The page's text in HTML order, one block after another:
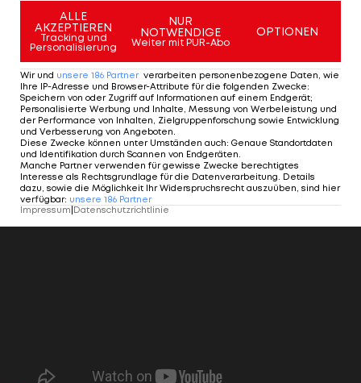
am Flügel einsetzbar. Für Griechenland
absolvierte er bereits sechs Länderspiele.
Red Bull Salzburg
könnte offenbar in
Holland zuschlagen!
International
ALLE
AKZEPTIEREN
Tracking und
Personalisierung
NUR
NOTWENDIGE
Weiter mit PUR-Abo
OPTIONEN
Wir und unsere 186 Partner verarbeiten personenbezogene Daten, wie
Ihre IP-Adresse und Browser-Attribute für die folgenden Zwecke:
Speichern von oder Zugriff auf Informationen auf einem Endgerät;
Personalisierte Werbung und Inhalte, Messung von Werbeleistung und
der Performance von Inhalten, Zielgruppenforschung sowie Entwicklung
und Verbesserung von Angeboten.
Diese Zwecke können unter Umständen auch: Genaue Standortdaten
und Identifikation durch Scannen von Endgeräten.
Manche Partner verwenden für gewisse Zwecke berechtigtes
Interesse als Rechtsgrundlage für die Datenverarbeitung. Details
dazu, sowie die Möglichkeit Ihr Widerspruchsrecht auszuüben, sind hier
verfügbar: unsere 186 Partner
Impressum Datenschutzrichtlinie